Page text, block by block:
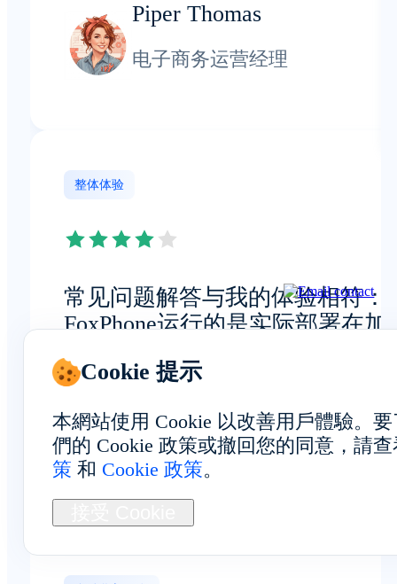
Piper Thomas
电子商务运营经理
整体体验
常见问题解答与我的体验相符：
FoxPhone运行的是实际部署在加
体验真实且稳定。
Jared Ross
系统工程师
Cookie 提示
本網站使用 Cookie 以改善用戶體驗。
們的 Cookie 政策或撤回您的同意，請
策 和 Cookie 政策。